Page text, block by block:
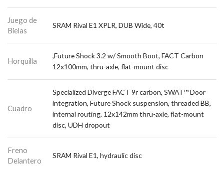
Juego de
Bielas
SRAM Rival E1 XPLR, DUB Wide, 40t
Horquilla
,Future Shock 3.2 w/ Smooth Boot, FACT Carbon
12x100mm, thru-axle, flat-mount disc
Cuadro
Specialized Diverge FACT 9r carbon, SWAT™ Door
integration, Future Shock suspension, threaded BB,
internal routing, 12x142mm thru-axle, flat-mount
disc, UDH dropout
Freno
Delantero
SRAM Rival E1, hydraulic disc